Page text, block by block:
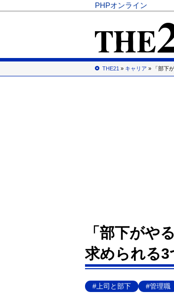
PHPオンライン
THE21 » キャリア » 「部下
「部下がや
求められる3
#上司と部下 #管理職